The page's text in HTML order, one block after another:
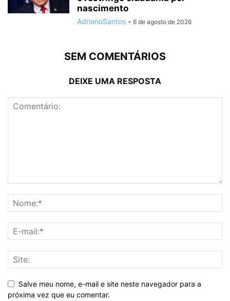
nascimento
AdrianoSantos - 6 de agosto de 2026
SEM COMENTÁRIOS
DEIXE UMA RESPOSTA
Salve meu nome, e-mail e site neste navegador para a
próxima vez que eu comentar.